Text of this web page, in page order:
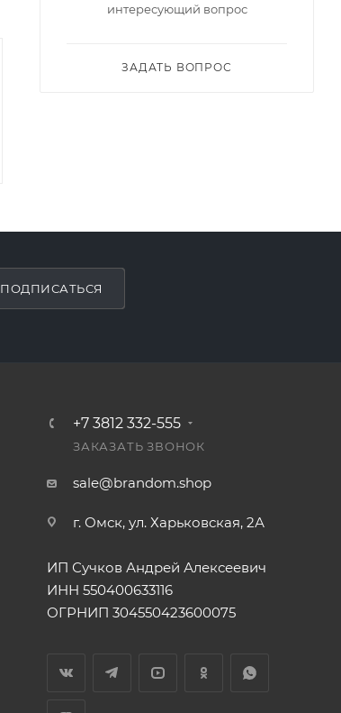
Футболка поло
интересующий вопрос
ЗАДАТЬ ВОПРОС
ПОДПИСАТЬСЯ
+7 3812 332-555
ЗАКАЗАТЬ ЗВОНОК
sale@brandom.shop
г. Омск, ул. Харьковская, 2А
ИП Сучков Андрей Алексеевич
ИНН 550400633116
ОГРНИП 304550423600075